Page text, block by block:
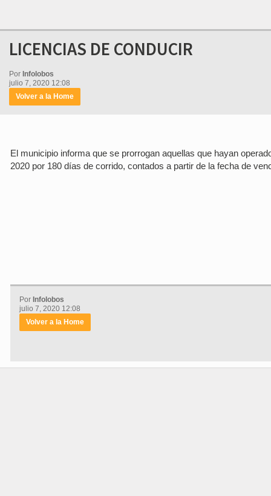
LICENCIAS DE CONDUCIR
Por Infolobos
julio 7, 2020 12:08
Volver a la Home
El municipio informa que se prorrogan aquellas que hayan
2020 por 180 días de corrido, contados a partir de la fecha de
Por Infolobos
julio 7, 2020 12:08
Volver a la Home